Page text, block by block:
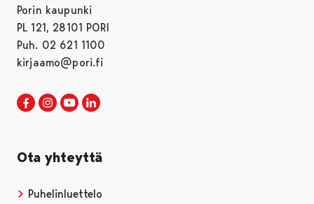
Porin kaupunki
PL 121, 28101 PORI
Puh. 02 621 1100
kirjaamo@pori.fi
Porin kaupunki Facebookissa
Avautuu uudessa välilehdessä
Porin kaupunki Instagramissa
Avautuu uudessa välilehdessä
Porin kaupunki Youtubessa
Avautuu uudessa välilehdessä
Ota yhteyttä
Puhelinluettelo